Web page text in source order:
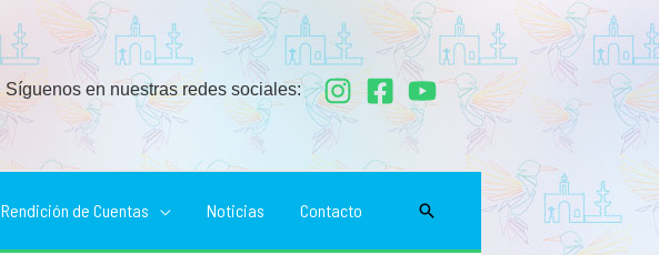
Síguenos en nuestras redes sociales:
Rendición de Cuentas Noticias Contacto Buscar